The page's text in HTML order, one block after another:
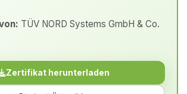
TÜV NORD Systems GmbH & Co.
Zertifikat herunterladen